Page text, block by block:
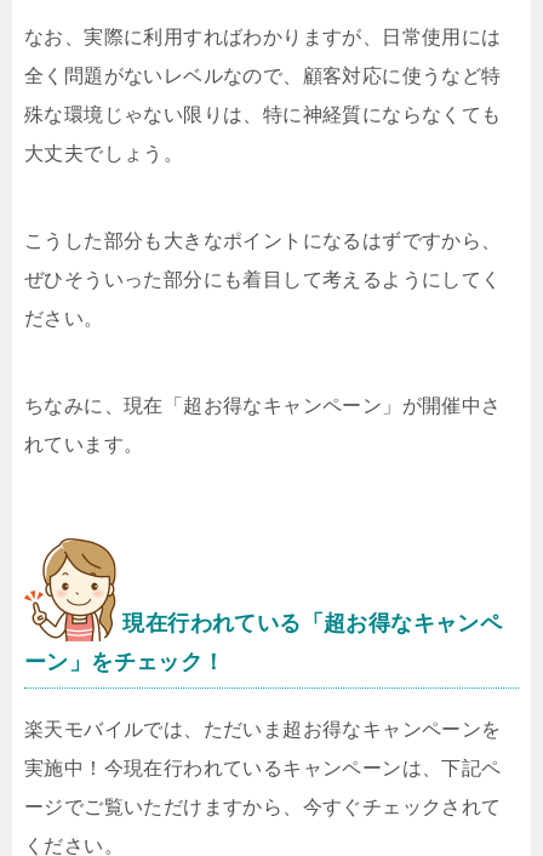
なお、実際に利用すればわかりますが、日常使用には
全く問題がないレベルなので、顧客対応に使うなど特
殊な環境じゃない限りは、特に神経質にならなくても
大丈夫でしょう。
こうした部分も大きなポイントになるはずですから、
ぜひそういった部分にも着目して考えるようにしてく
ださい。
ちなみに、現在「超お得なキャンペーン」が開催中さ
れています。
現在行われている「超お得なキャンペ
ーン」をチェック！
楽天モバイルでは、ただいま超お得なキャンペーンを
実施中！今現在行われているキャンペーンは、下記ペ
ージでご覧いただけますから、今すぐチェックされて
ください。